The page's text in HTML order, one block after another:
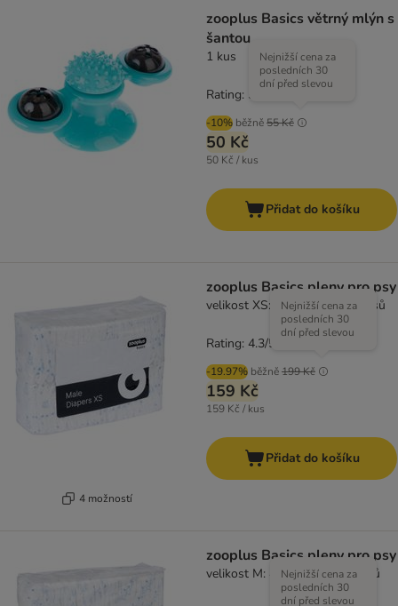
zooplus Basics větrný mlýn s
šantou
1 kus
-10% běžně55 Kč
Nejnižší cena za
posledních 30
dní před slevou
50 Kč
50 Kč / kus
Rating: 5/5
Přidat do košíku
4 možností
zooplus Basics pleny pro psy
velikost XS: 20 - 32 cm, 50 kusů
-19.97% běžně199 Kč
Nejnižší cena za
posledních 30
dní před slevou
159 Kč
159 Kč / kus
Rating: 4.3/5
Přidat do košíku
zooplus Basics pleny pro psy
velikost M: 42 - 52 cm, 50 kusů
Nejnižší cena za
posledních 30
dní před slevou